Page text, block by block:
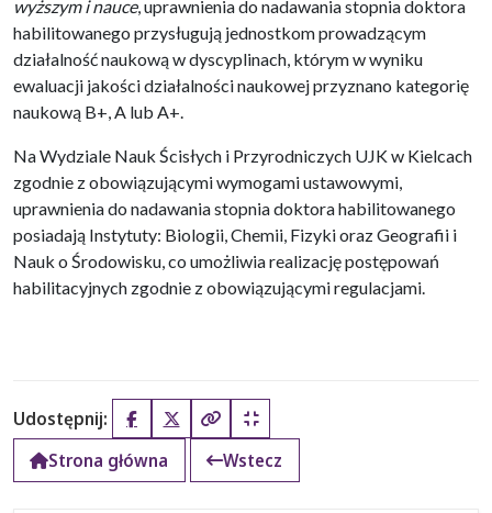
wyższym i nauce, uprawnienia do nadawania stopnia doktora
habilitowanego przysługują jednostkom prowadzącym
działalność naukową w dyscyplinach, którym w wyniku
ewaluacji jakości działalności naukowej przyznano kategorię
naukową B+, A lub A+.
Na Wydziale Nauk Ścisłych i Przyrodniczych UJK w Kielcach
zgodnie z obowiązującymi wymogami ustawowymi,
uprawnienia do nadawania stopnia doktora habilitowanego
posiadają Instytuty: Biologii, Chemii, Fizyki oraz Geografii i
Nauk o Środowisku, co umożliwia realizację postępowań
habilitacyjnych zgodnie z obowiązującymi regulacjami.
Udostępnij: FacebookX (Twitter)
Kopiuj pełny link
Kopiuj krótki link
Strona główna
Wstecz